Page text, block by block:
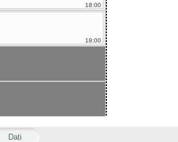
Dati
18:00
18:00